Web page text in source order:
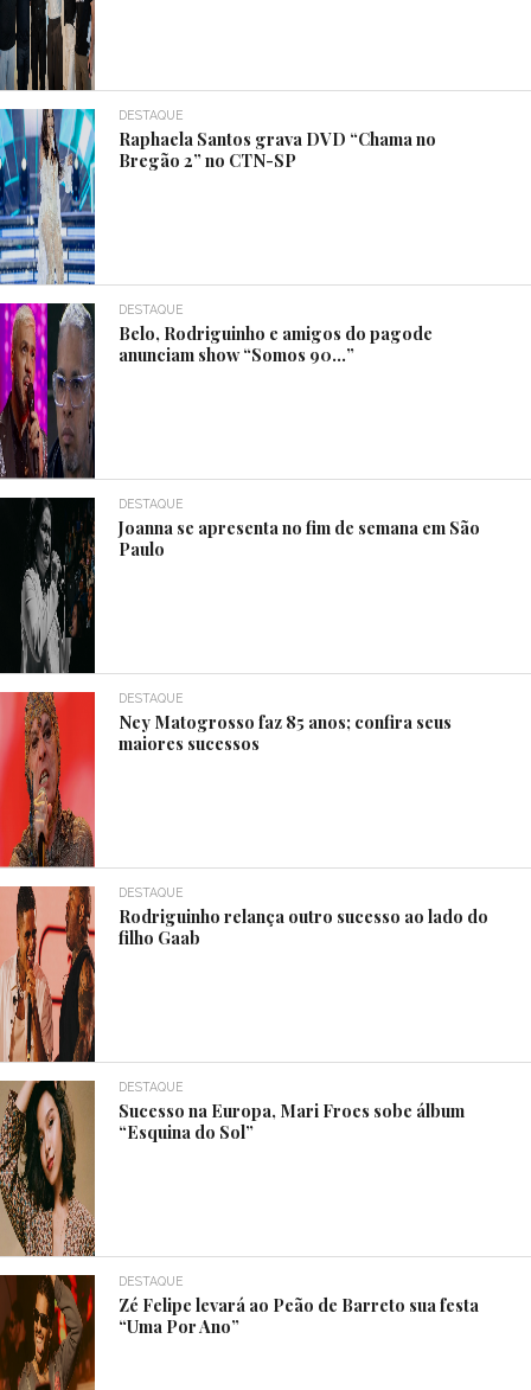
DESTAQUE
Raphaela Santos grava DVD “Chama no
Bregão 2” no CTN-SP
DESTAQUE
Belo, Rodriguinho e amigos do pagode
anunciam show “Somos 90…”
DESTAQUE
Joanna se apresenta no fim de semana em São
Paulo
DESTAQUE
Ney Matogrosso faz 85 anos; confira seus
maiores sucessos
DESTAQUE
Rodriguinho relança outro sucesso ao lado do
filho Gaab
DESTAQUE
Sucesso na Europa, Mari Froes sobe álbum
“Esquina do Sol”
DESTAQUE
Zé Felipe levará ao Peão de Barreto sua festa
“Uma Por Ano”